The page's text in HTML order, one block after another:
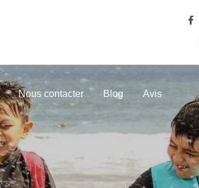
Nous contacter Blog Avis